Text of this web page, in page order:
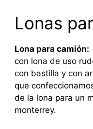
Lonas
Lona para camión:
con lona de uso
con bastilla y con
que
de la lona para un
monterrey.